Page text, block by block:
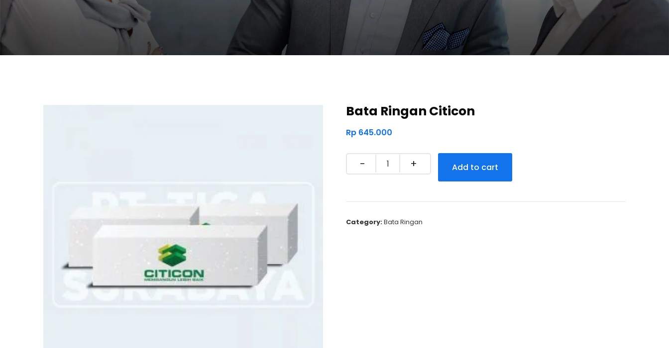
Bata Ringan Citicon
Rp 645.000
Quantity
Add to cart
Category:Bata Ringan